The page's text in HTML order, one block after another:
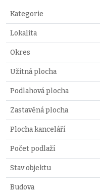
Kategorie
Lokalita
Okres
Užitná plocha
Podlahová plocha
Zastavěná plocha
Plocha kanceláří
Počet podlaží
Stav objektu
Budova